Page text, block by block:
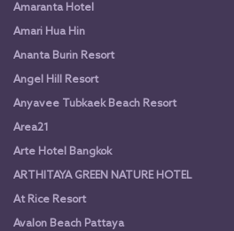
Amaranta Hotel
Amari Hua Hin
Ananta Burin Resort
Angel Hill Resort
Anyavee Tubkaek Beach Resort
Area21
Arte Hotel Bangkok
ARTHITAYA GREEN NATURE HOTEL
At Rice Resort
Avalon Beach Pattaya